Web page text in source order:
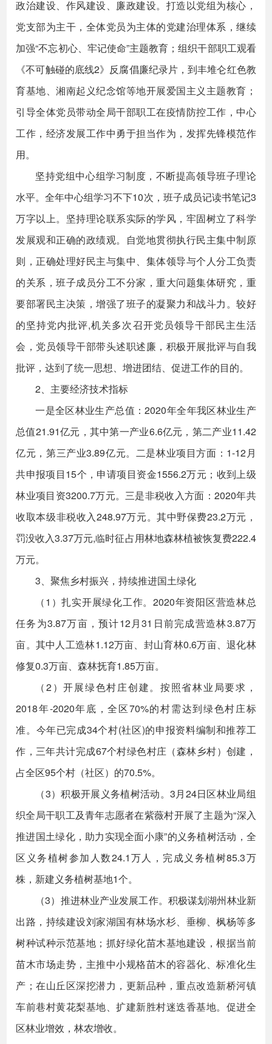
政治建设、作风建设、廉政建设。打造以党组为核心，
党支部为主干，全体党员为主体的党建治理体系，继续
加强“不忘初心、牢记使命”主题教育；组织干部职工观看
《不可触碰的底线2》反腐倡廉纪录片，到丰堆仑红色教
育基地、湘南起义纪念馆等地开展爱国主义主题教育；
引导全体党员带动全局干部职工在疫情防控工作，中心
工作，经济发展工作中勇于担当作为，发挥先锋模范作
用。
坚持党组中心组学习制度，不断提高领导班子理论
水平。全年中心组学习不下10次，班子成员记读书笔记3
万字以上。坚持理论联系实际的学风，牢固树立了科学
发展观和正确的政绩观。自觉地贯彻执行民主集中制原
则，正确处理好民主与集中、集体领导与个人分工负责
的关系，班子成员分工不分家，重大问题集体研究，重
要部署民主决策，增强了班子的凝聚力和战斗力。较好
的坚持党内批评,机关多次召开党员领导干部民主生活
会，党员领导干部带头述职述廉，积极开展批评与自我
批评，达到了统一思想、增进团结、促进工作的目的。
2、主要经济技术指标
一是全区林业生产总值：2020年全年我区林业生产
总值21.91亿元，其中第一产业6.6亿元，第二产业11.42
亿元，第三产业3.89亿元。二是林业项目方面：1-12月
共申报项目15个，申请项目资金1556.2万元；收到上级
林业项目资3200.7万元。三是非税收入方面：2020年共
收取本级非税收入248.97万元。其中野保费23.2万元，
罚没收入3.37万元,临时征占用林地森林植被恢复费222.4
万元。
3、聚焦乡村振兴，持续推进国土绿化
（1）扎实开展绿化工作。2020年资阳区营造林总
任务为3.87万亩，预计12月31日前完成营造林3.87万
亩。其中人工造林1.12万亩、封山育林0.6万亩、退化林
修复0.3万亩、森林抚育1.85万亩。
（2）开展绿色村庄创建。按照省林业局要求，
2018年-2020年底，全区70%的村需达到绿色村庄标
准。今年已完成34个村(社区)的申报资料编制和推荐工
作，三年共计完成67个村绿色村庄（森林乡村）创建，
占全区95个村（社区）的70.5%。
（3）积极开展义务植树活动。3月24日区林业局组
织全局干职工及青年志愿者在紫薇村开展了主题为“深入
推进国土绿化，助力实现全面小康”的义务植树活动，全
区义务植树参加人数24.1万人，完成义务植树85.3万
株，新建义务植树基地1个。
（3）推进林业产业发展工作。积极谋划湖州林业新
出路，持续建设刘家湖国有林场水杉、垂柳、枫杨等多
树种试种示范基地；抓好绿化苗木基地建设，根据当前
苗木市场走势，主推中小规格苗木的容器化、标准化生
产；在山丘区深挖潜力，更新品种，重点改造新桥河镇
车前巷村黄花梨基地、扩建新胜村迷迭香基地。促进全
区林业增效，林农增收。